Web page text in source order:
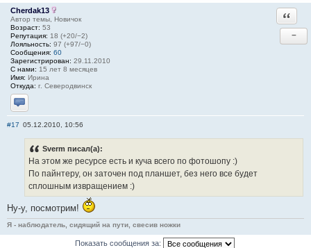
Cherdak13
Автор темы, Новичок
Возраст: 53
Репутация: 18 (+20/−2)
Лояльность: 97 (+97/−0)
Сообщения: 60
Зарегистрирован: 29.11.2010
С нами: 15 лет 8 месяцев
Имя: Ирина
Откуда: г. Северодвинск
Отправить личное сообщение
−
#17 05.12.2010, 10:56
Sverm писал(а):
На этом же ресурсе есть и куча всего по фотошопу :)
По пайнтеру, он заточен под планшет, без него все будет
сплошным извращением :)
Ну-у, посмотрим!
Я - наблюдатель, сидящий на пути, свесив ножки
Показать сообщения за: